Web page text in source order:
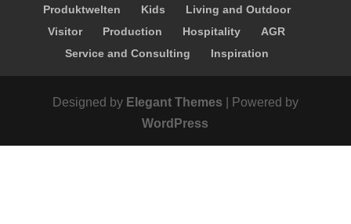
Produktwelten Kids
Living and Outdoor
Visitor
Production Hospitality
AGR
Service and Consulting
Inspiration
Designed by Elegant Themes | Powered by
WordPress